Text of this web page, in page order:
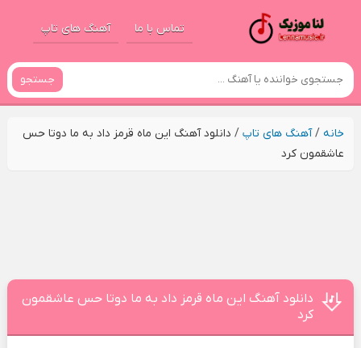
تماس با ما آهنگ های تاپ
جستجو
خانه/آهنگ های تاپ/ دانلود آهنگ این ماه قرمز داد به ما دوتا حس
عاشقمون کرد
دانلود آهنگ این ماه قرمز داد به ما دوتا حس عاشقمون
کرد